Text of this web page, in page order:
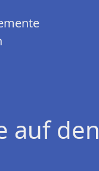
auf